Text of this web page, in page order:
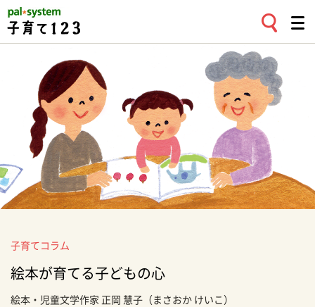
子育てコラム
絵本が育てる子どもの心
絵本・児童文学作家 正岡 慧子 （まさおか けいこ）